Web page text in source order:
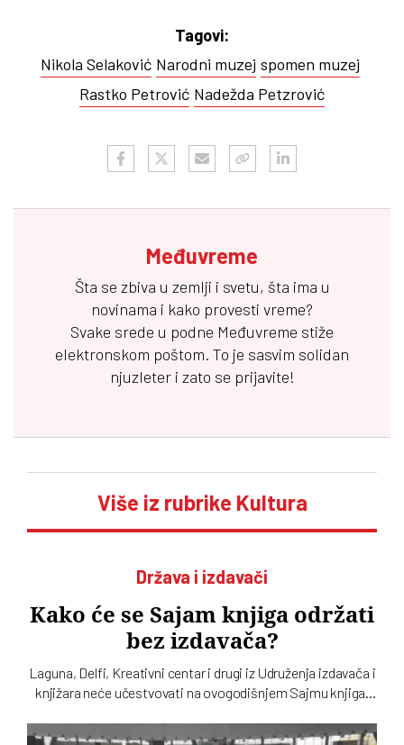
Tagovi:
Nikola Selaković Narodni muzej spomen muzej
Rastko Petrović Nadežda Petzrović
Međuvreme
Šta se zbiva u zemlji i svetu, šta ima u
novinama i kako provesti vreme?
Svake srede u podne Međuvreme stiže
elektronskom poštom. To je sasvim solidan
njuzleter i zato se prijavite!
Više iz rubrike Kultura
Država i izdavači
Kako će se Sajam knjiga održati
bez izdavača?
Laguna, Delfi, Kreativni centar i drugi iz Udruženja izdavača i
knjižara neće učestvovati na ovogodišnjem Sajmu knjiga.
Geopopetika i drugi iz Udruženja profesionalnih izdavača